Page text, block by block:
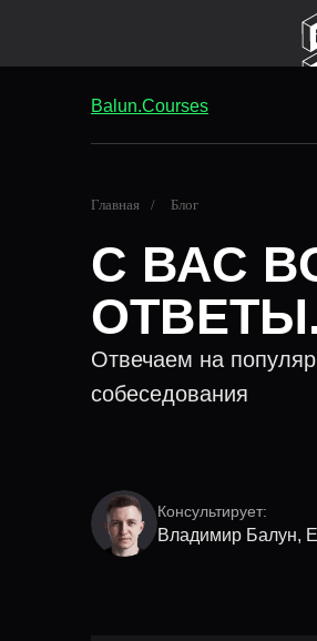
Balun.Courses
Главная / Блог
С ВАС
Отвечаем на
собеседования
Консультирует:
Владимир Балун,